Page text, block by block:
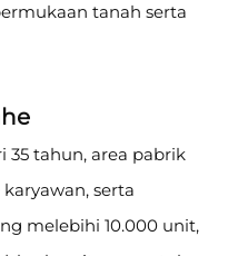
tanah serta
35 tahun, area pabrik
serta
melebihi 10.000 unit,